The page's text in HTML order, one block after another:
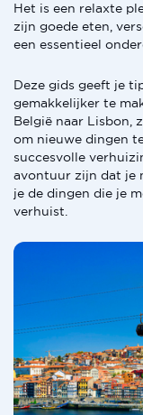
Het is een relaxte
zijn goede eten,
een essentieel
Deze gids geeft je
gemakkelijker te
België naar Lisbon,
om nieuwe dingen
succesvolle
avontuur zijn dat je
je de dingen die je
verhuist.